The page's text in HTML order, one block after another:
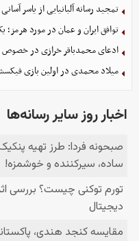
تمجید رسانه آلبانیایی از یاسر
توافق ایران و عمان در مورد
ادعای محمدباقر خرازی در
میلاد محمدی در اولین بازی